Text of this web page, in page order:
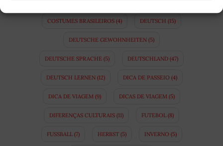
COSTUMES BRASILEIROS (4) DEUTSCH (15)
DEUTSCHE GEWOHNHEITEN (5)
DEUTSCHE SPRACHE (5) DEUTSCHLAND (47)
DEUTSCH LERNEN(12) DICA DE PASSEIO (4)
DICA DE VIAGEM (9) DICAS DE VIAGEM (5)
DIFERENÇAS CULTURAIS (11) FUTEBOL (8)
FUSSBALL (7) HERBST(5) INVERNO (5)